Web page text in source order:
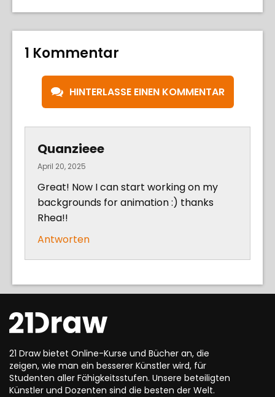
1 Kommentar
HINTERLASSE EINEN KOMMENTAR
Quanzieee
April 20, 2025
Great! Now I can start working on my
backgrounds for animation :) thanks
Rhea!!
Antworten
21 Draw bietet Online-Kurse und Bücher an, die
zeigen, wie man ein besserer Künstler wird, für
Studenten aller Fähigkeitsstufen. Unsere beteiligten
Künstler und Dozenten sind die besten der Welt.